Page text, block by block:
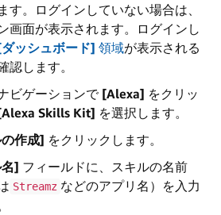
す。ログインしていない場合は、
画面が表示されます。ログインし
ッシュボード] 領域が表示される
認します。
ビゲーションで [Alexa] をクリッ
Skills Kit] を選択します。
作成] をクリックします。
] フィールドに、スキルの名前
Streamz などのアプリ名）を入力